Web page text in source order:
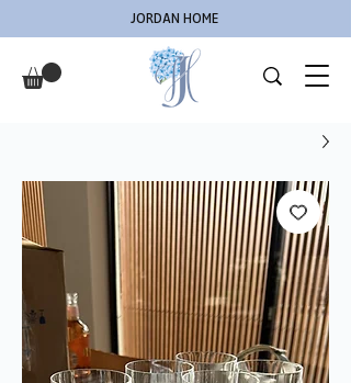
JORDAN HOME